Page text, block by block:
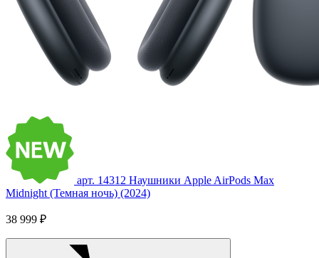
арт. 14312 Наушники Apple AirPods Max
Midnight (Темная ночь) (2024)
38 999 ₽